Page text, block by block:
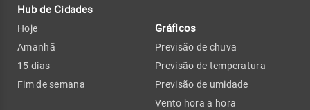
Hub de Cidades
Hoje
Amanhã
15 dias
Fim de semana
Gráficos
Previsão de chuva
Previsão de temperatura
Previsão de umidade
Vento hora a hora